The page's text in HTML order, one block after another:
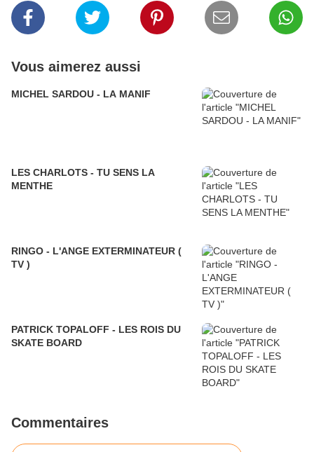
Vous aimerez aussi
MICHEL SARDOU - LA MANIF
LES CHARLOTS - TU SENS LA
MENTHE
RINGO - L'ANGE EXTERMINATEUR (
TV )
PATRICK TOPALOFF - LES ROIS DU
SKATE BOARD
Commentaires